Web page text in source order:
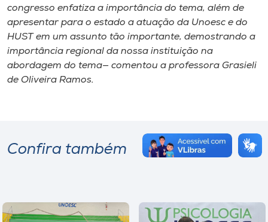
congresso enfatiza a importância do tema, além de
apresentar para o estado a atuação da Unoesc e do
HUST em um assunto tão importante, demostrando a
importância regional da nossa instituição na
abordagem do tema— comentou a professora Grasieli
de Oliveira Ramos.
Confira também